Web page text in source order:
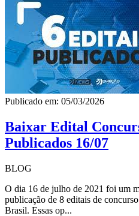
Publicado em: 05/03/2026
Baixar Edital
Publicados 16/07
BLOG
O dia 16 de julho de 2021 foi um
publicação de 8 editais de
Brasil. Essas op...